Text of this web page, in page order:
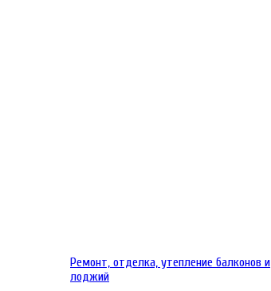
Ремонт, отделка, утепление балконов и
лоджий